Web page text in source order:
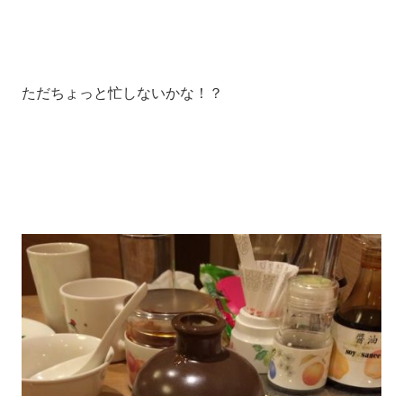
ただちょっと忙しないかな！？